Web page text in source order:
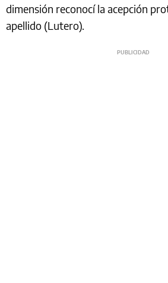
dimensión reconocí la acepción
apellido (Lutero).